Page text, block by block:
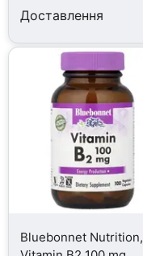
Доставлення
Bluebonnet Nutrition,